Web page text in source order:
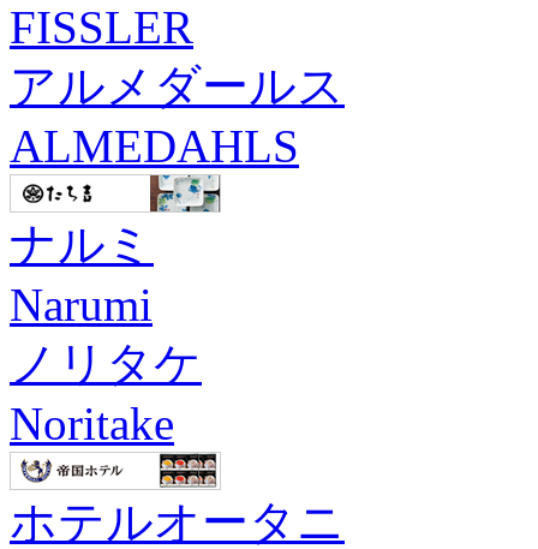
FISSLER
アルメダールス
ALMEDAHLS
ナルミ
Narumi
ノリタケ
Noritake
ホテルオータニ